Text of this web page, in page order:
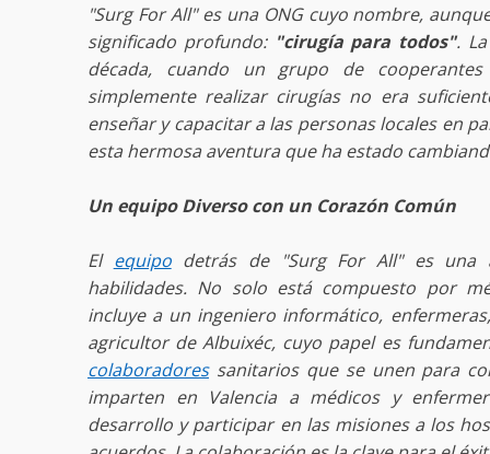
"Surg For All" es una ONG cuyo nombre,
significado profundo: "cirugía para todos".
década, cuando un grupo de
simplemente realizar cirugías no era
enseñar y capacitar a las personas locales en
esta hermosa aventura que ha estado
Un equipo Diverso con un Corazón Común
El equipodetrás de "Surg For All" es una
habilidades. No solo está compuesto por
incluye a un ingeniero informático,
agricultor de Albuixéc, cuyo papel es
colaboradoressanitarios que se unen para
imparten en Valencia a médicos y
desarrollo y participar en las misiones a los